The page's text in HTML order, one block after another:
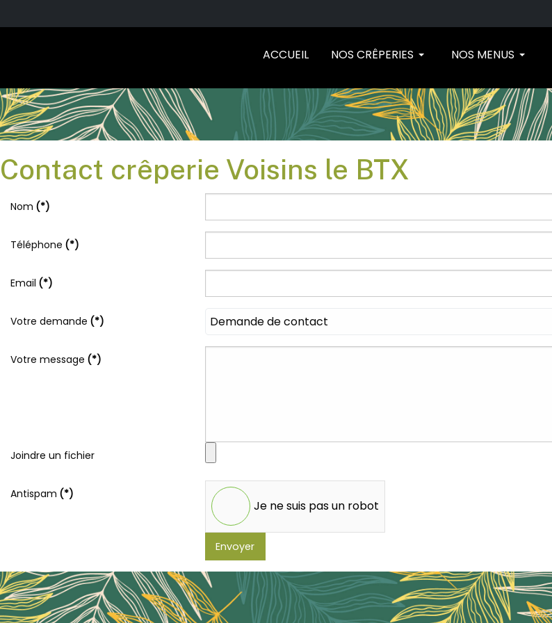
ACCUEIL NOS CRÊPERIES NOS MENUS
Contact crêperie Voisins le BTX
Nom (*)
Téléphone (*)
Email (*)
Votre demande (*)
Votre message (*)
Joindre un fichier
Antispam (*)
Je ne suis pas un robot
Envoyer